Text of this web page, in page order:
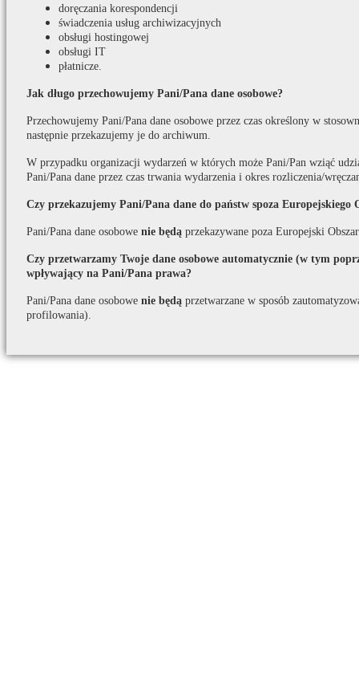
doręczania korespondencji
świadczenia usług archiwizacyjnych
obsługi hostingowej
obsługi IT
płatnicze.
Jak długo przechowujemy Pani/Pana dane osobowe?
Przechowujemy Pani/Pana dane osobowe przez czas określony w
następnie przekazujemy je do archiwum.
W przypadku organizacji wydarzeń w których może Pani/Pan wziąć
Pani/Pana dane przez czas trwania wydarzenia i okres rozliczenia/
Czy przekazujemy Pani/Pana dane do państw spoza Europejskiego
Pani/Pana dane osobowe nie będą przekazywane poza Europejski
Czy przetwarzamy Twoje dane osobowe automatycznie (w tym
wpływający na Pani/Pana prawa?
Pani/Pana dane osobowe nie będą przetwarzane w sposób
profilowania).